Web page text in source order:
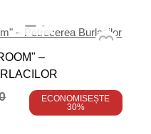
–
ECONOMISEȘTE
30%